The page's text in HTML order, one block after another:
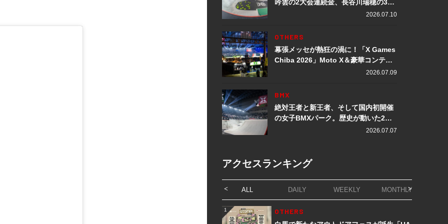
吟雲の2大会連続金、長谷川瑞穂の3メ
ダル獲得など数々の快挙をプレイバッ
2026.07.10
OTHERS
幕張メッセが熱狂の渦に！「X Games
Chiba 2026」Moto X＆豪華コンテン
2026.07.09
BMX
絶対王者と新王者、そして国内初開催
の女子BMXパーク。歴史が動いた2日
2026.07.07
アクセスランキング
ALL DAILY WEEKLY MONTHLY
1 OTHERS